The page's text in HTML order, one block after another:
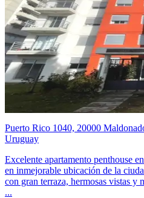
Puerto Rico 1040, 20000
Uruguay
Excelente apartamento penthouse
en inmejorable ubicación de la
con gran terraza, hermosas vistas y
...